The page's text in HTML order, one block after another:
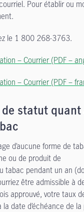
Pour établir ou
le 1 800 268-3763.
– Courrier (PDF –
– Courrier (PDF –
statut quant
d’aucune forme de
ou de produit de
tabac pendant un an
être admissible à
approuvé, votre taux
date d’échéance de